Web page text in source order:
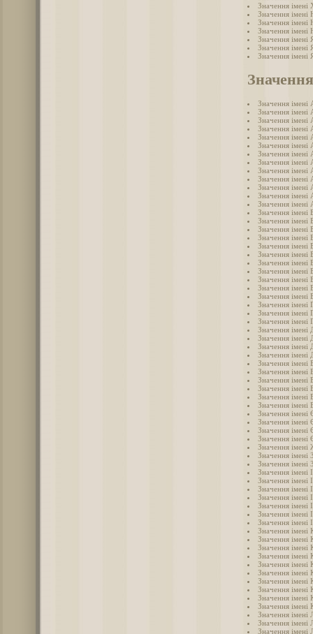
Значення імені
Значення імені
Значення імені
Значення
Значення імені
Значення імені
Значення імені
Значення імені
Значення імені
Значення імені
Значення імені
Значення імені
Значення імені
Значення імені
Значення імені
Значення імені
Значення імені
Значення імені
Значення імені
Значення імені
Значення імені
Значення імені
Значення імені
Значення імені
Значення імені
Значення імені
Значення імені
Значення імені
Значення імені
Значення імені
Значення імені
Значення імені
Значення імені
Значення імені
Значення імені
Значення імені
Значення імені
Значення імені
Значення імені
Значення імені
Значення імені
Значення імені
Значення імені
Значення імені
Значення імені
Значення імені
Значення імені
Значення імені
Значення імені
Значення імені
Значення імені
Значення імені
Значення імені
Значення імені
Значення імені
Значення імені
Значення імені
Значення імені
Значення імені
Значення імені
Значення імені
Значення імені
Значення імені
Значення імені
Значення імені
Значення імені
Значення імені
Значення імені
Значення імені
Значення імені
Значення імені